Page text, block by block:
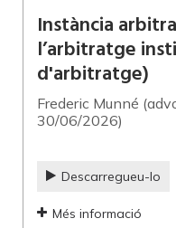
Instància
l’arbitratge
d'arbitratge)
Frederic Munné
30/06/2026)
Descarregueu-lo
Més informació